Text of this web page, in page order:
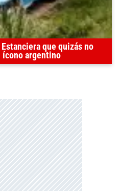
que quizás no
ícono argentino